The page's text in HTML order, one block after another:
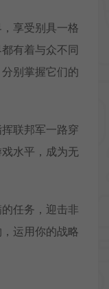
享受别具一格
有着与众不同
别掌握它们的
联邦军一路穿
水平，成为无
任务，迎击非
运用你的战略